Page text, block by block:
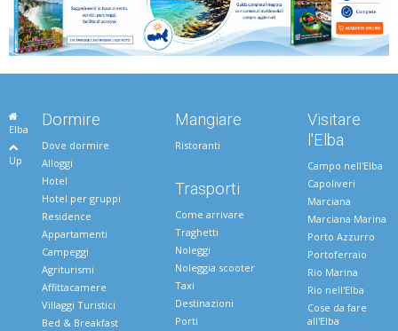
Elba
Up
Dormire
Dove dormire
Alloggi
Hotel
Hotel per gruppi
Residence
Appartamenti
Campeggi
Agriturismi
Affittacamere
Villaggi Turistici
Bed & Breakfast
Mangiare
Ristoranti
Trasporti
Come arrivare
Traghetti
Noleggi
Noleggia scooter
Taxi
Destinazioni
Porti
Visitare
l'Elba
Campo nell'Elba
Capoliveri
Marciana
Marciana Marina
Porto Azzurro
Portoferraio
Rio Marina
Rio nell'Elba
Cose da fare
all'Elba